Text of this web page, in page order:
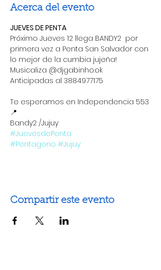
Acerca del evento
JUEVES DE PENTA
Próximo Jueves 12 llega BANDY2  por
primera vez a Penta San Salvador con
lo mejor de la cumbia jujeña!
Musicaliza @djgabinho.ok
Anticipadas al 3884977175
Te esperamos en Independencia 553
📍
Bandy2 /Jujuy
#JuevesdePenta
#Pentagono #Jujuy
Compartir este evento